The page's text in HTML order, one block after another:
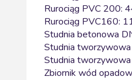
Rurociąg PVC 200:
Rurociąg PVC160:
Studnia betonowa
Studnia
Studnia
Zbiornik wód